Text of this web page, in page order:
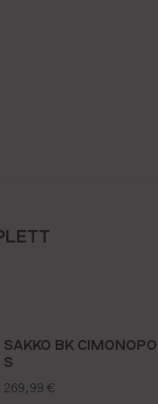
SAKKO BK
S
regulärer preis:
269,99 €